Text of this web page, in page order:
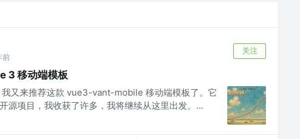
前
关注
3 移动端模板
我又来推荐这款 vue3-vant-mobile 移动端模板了。它
源项目，我收获了许多，我将继续从这里出发。...